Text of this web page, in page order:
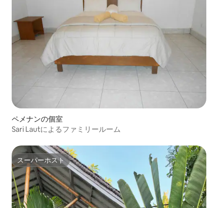
ペメナンの個室
Sari Lautによるファミリールーム
スーパーホスト
スーパーホスト